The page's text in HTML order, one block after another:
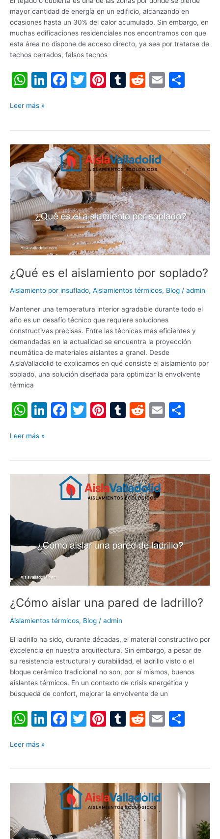
mayor cantidad de energía en un edificio, alcanzando en
ocasiones hasta un 30% del calor acumulado. Sin embargo, en
muchas edificaciones residenciales nos encontramos con que
esta área no dispone de acceso directo, ya sea por tratarse de
techos cerrados, falsos techos
W
at
s
A
p
p
Li
e
dI
n
F
e
b
o
o
k
T
er
Pi
e
st
T
bl
r
R
di
t
E
l
p
ar
tir
Leer más »
¿Qué es el aislamiento por soplado?
Aislamiento por insuflado, Aislamientos térmicos, Blog / admin
Mantener una temperatura interior agradable durante todo el
año es un desafío técnico que requiere soluciones
constructivas precisas. Entre las técnicas más eficientes y
demandadas en la actualidad se encuentra la proyección
neumática de materiales aislantes a granel. Desde
AislaValladolid te explicamos en qué consiste el aislamiento por
soplado, una solución diseñada para optimizar la envolvente
térmica
W
at
s
A
Li
e
dI
F
e
b
o
o
T
er
Pi
e
st
T
bl
r
R
di
t
E
l
p
ar
tir
¿Qué
es
aislamiento
por
soplado?
Leer más »
¿Cómo aislar una pared de ladrillo?
Aislamientos térmicos, Blog / admin
El ladrillo ha sido, durante décadas, el material constructivo por
excelencia en nuestra arquitectura. Sin embargo, a pesar de
su resistencia estructural y durabilidad, el ladrillo visto o el
bloque cerámico tradicional no son, por sí mismos, buenos
aislantes térmicos. En un contexto de crisis energética y
búsqueda de confort, mejorar la envolvente de un
W
at
s
A
Li
e
dI
n
F
e
b
o
o
k
T
er
Pi
e
st
T
bl
r
R
di
t
E
l
p
ar
tir
de
Leer más »
el
interior?